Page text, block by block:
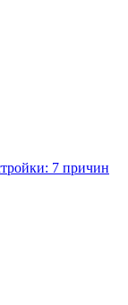
7 причин